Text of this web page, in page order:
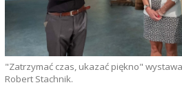
"Zatrzymać czas, ukazać piękno"
Robert Stachnik.